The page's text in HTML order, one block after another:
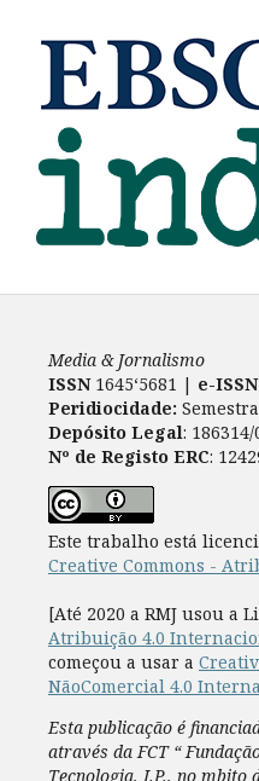
Media & Jornalismo
ISSN 1645‘5681 | e-ISSN
Peridiocidade:
Depósito Legal: 186314/
Nº de Registo ERC:
Este trabalho está
Creative Commons -
[Até 2020 a RMJ usou a
Atribuição 4.0
começou a usar a
NãoComercial 4.0
Esta publicação é
através da FCT “
Tecnologia, I.P., no mbito